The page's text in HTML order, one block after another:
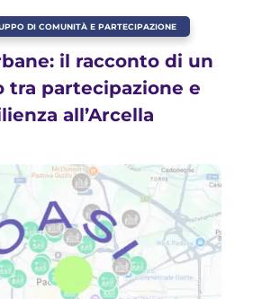
DI COMUNITÀ E PARTECIPAZIONE
il racconto di un
tra partecipazione e
all’Arcella